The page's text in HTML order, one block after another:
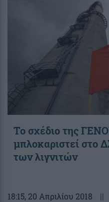
Το σχέδιο της
μπλοκαριστεί στο
των λιγνιτών
18:15, 20 Απριλίου 2018 ||